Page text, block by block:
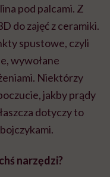
pod palcami. Z
do zajęć z ceramiki.
spustowe, czyli
wywołane
Niektórzy
jakby prądy
dotyczy to
narzędzi?